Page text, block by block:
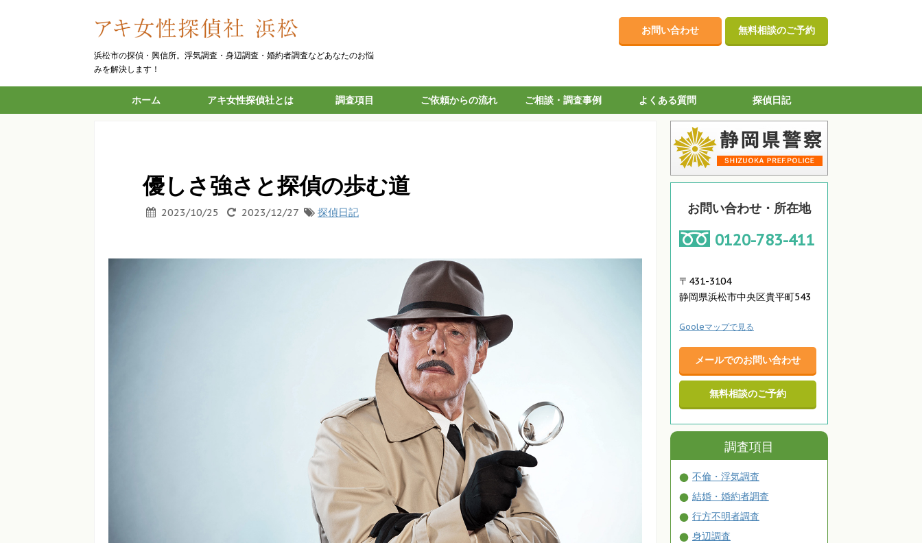
浜松市の探偵・興信所。浮気調査・身辺調査・婚約者調査などあなたのお悩
みを解決します！
お問い合わせ 無料相談のご予約
ホーム アキ女性探偵社とは 調査項目 ご依頼からの流れ ご相談・調査事例 よくある質問 探偵日記
優しさ強さと探偵の歩む道
2023/10/25 2023/12/27 探偵日記 お問い合わせ・所在地
0120-783-411
〒431-3104
静岡県浜松市中央区貴平町543
Gooleマップで見る
メールでのお問い合わせ
無料相談のご予約
調査項目
不倫・浮気調査
結婚・婚約者調査
行方不明者調査
身辺調査